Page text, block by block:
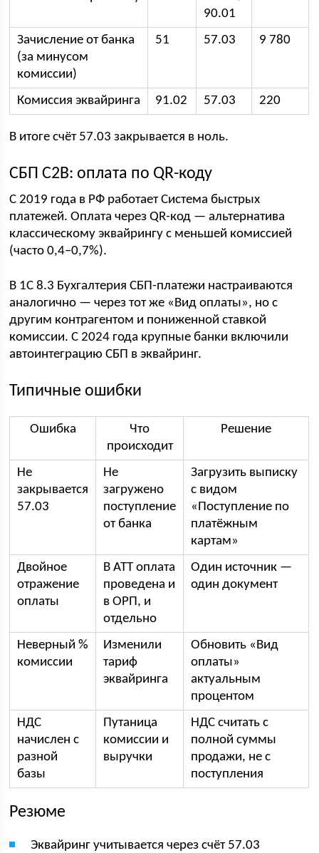
90.01
Зачисление от банка
(за минусом
комиссии)
51 57.03 9 780
Комиссия эквайринга 91.02 57.03 220
В итоге счёт 57.03 закрывается в ноль.
СБП C2B: оплата по QR-коду
С 2019 года в РФ работает Система быстрых
платежей. Оплата через QR-код — альтернатива
классическому эквайрингу с меньшей комиссией
(часто 0,4–0,7%).
В 1С 8.3 Бухгалтерия СБП-платежи настраиваются
аналогично — через тот же «Вид оплаты», но с
другим контрагентом и пониженной ставкой
комиссии. С 2024 года крупные банки включили
автоинтеграцию СБП в эквайринг.
Типичные ошибки
Ошибка
Что
происходит
Решение
Не
закрывается
57.03
Не
загружено
поступление
от банка
Загрузить выписку
с видом
«Поступление по
платёжным
картам»
Двойное
отражение
оплаты
В АТТ оплата
проведена и
в ОРП, и
отдельно
Один источник —
один документ
Неверный %
комиссии
Изменили
тариф
эквайринга
Обновить «Вид
оплаты»
актуальным
процентом
НДС
начислен с
разной
базы
Путаница
комиссии и
выручки
НДС считать с
полной суммы
продажи, не с
поступления
Резюме
Эквайринг учитывается через счёт 57.03